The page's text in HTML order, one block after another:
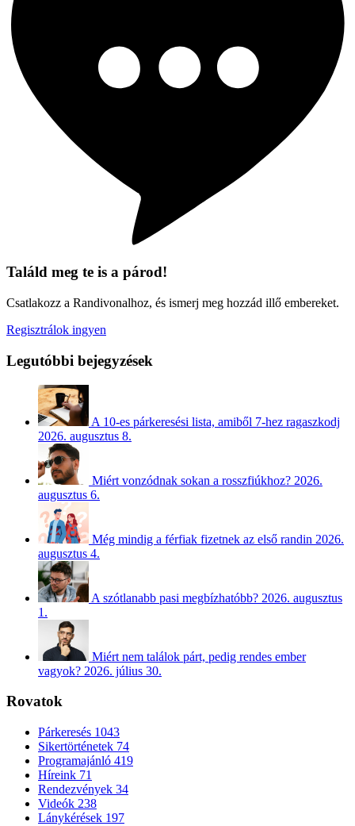
Találd meg te is a párod!
Csatlakozz a Randivonalhoz, és ismerj meg hozzád illő embereket.
Regisztrálok ingyen
Legutóbbi bejegyzések
A 10-es párkeresési lista, amiből 7-hez ragaszkodj
2026. augusztus 8.
Miért vonzódnak sokan a rosszfiúkhoz? 2026.
augusztus 6.
Még mindig a férfiak fizetnek az első randin 2026.
augusztus 4.
A szótlanabb pasi megbízhatóbb? 2026. augusztus
1.
Miért nem találok párt, pedig rendes ember
vagyok? 2026. július 30.
Rovatok
Párkeresés 1043
Sikertörténetek 74
Programajánló 419
Híreink 71
Rendezvények 34
Videók 238
Lánykérések 197